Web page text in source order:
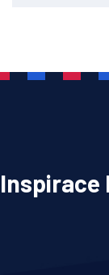
Inspirace